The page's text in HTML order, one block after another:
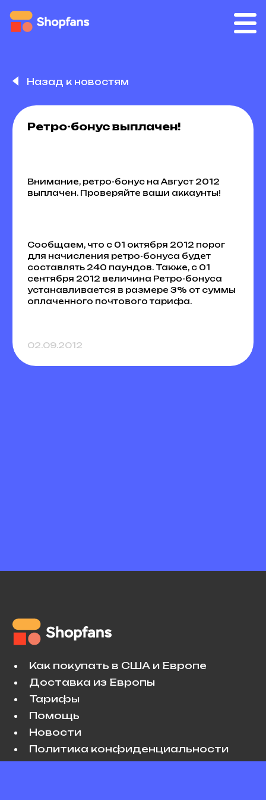
Назад к новостям
Ретро-бонус выплачен!
Внимание, ретро-бонус на Август 2012
выплачен. Проверяйте ваши аккаунты!
Сообщаем, что с 01 октября 2012 порог
для начисления ретро-бонуса будет
составлять 240 паундов. Также, с 01
сентября 2012 величина Ретро-бонуса
устанавливается в размере 3% от суммы
оплаченного почтового тарифа.
02.09.2012
Как покупать в США и Европе
Доставка из Европы
Тарифы
Помощь
Новости
Политика конфиденциальности